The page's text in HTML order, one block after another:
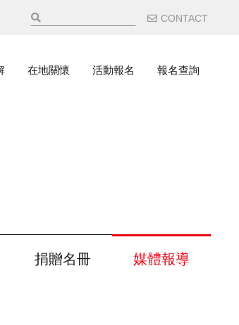
輔助選
CONTACT
在地關懷 活動報名 報名查詢
捐贈名冊 媒體報導